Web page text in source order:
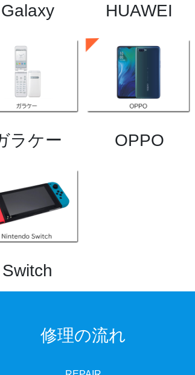
Galaxy HUAWEI
ラケー OPPO
Switch
修理の流れ